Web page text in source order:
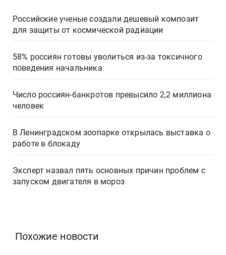
Российские ученые создали дешевый композит
для защиты от космической радиации
58% россиян готовы уволиться из-за токсичного
поведения начальника
Число россиян-банкротов превысило 2,2 миллиона
человек
В Ленинградском зоопарке открылась выставка о
работе в блокаду
Эксперт назвал пять основных причин проблем с
запуском двигателя в мороз
Похожие новости